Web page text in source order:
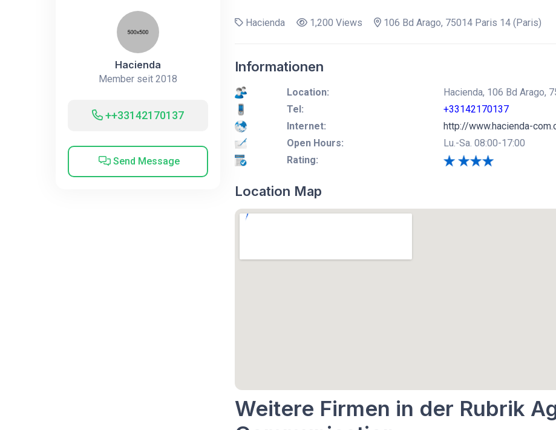
Hacienda
Member seit 2018
++33142170137
Send Message
Hacienda 1,200 Views 106 Bd Arago, 75014 Paris 14 (Paris)
Informationen
Location:
Hacienda, 106 Bd Arago,
Tel:
+33142170137
Internet:
http://www.hacienda-
Open Hours:
Lu.-Sa. 08:00-17:00
Rating:
Location Map
Weitere Firmen in der Rubrik